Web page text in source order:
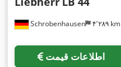
Schrobenhausen ۴٬۲۸۹ km
اطلاعات قیمت